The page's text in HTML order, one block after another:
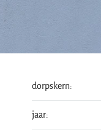
dorpskern:
jaar: